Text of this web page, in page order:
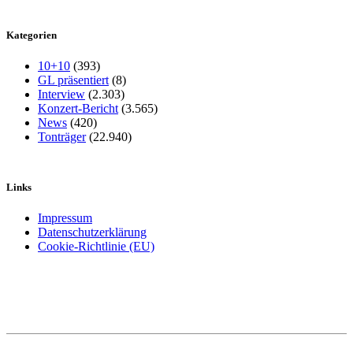
Kategorien
10+10 (393)
GL präsentiert (8)
Interview (2.303)
Konzert-Bericht (3.565)
News (420)
Tonträger(22.940)
Links
Impressum
Datenschutzerklärung
Cookie-Richtlinie (EU)